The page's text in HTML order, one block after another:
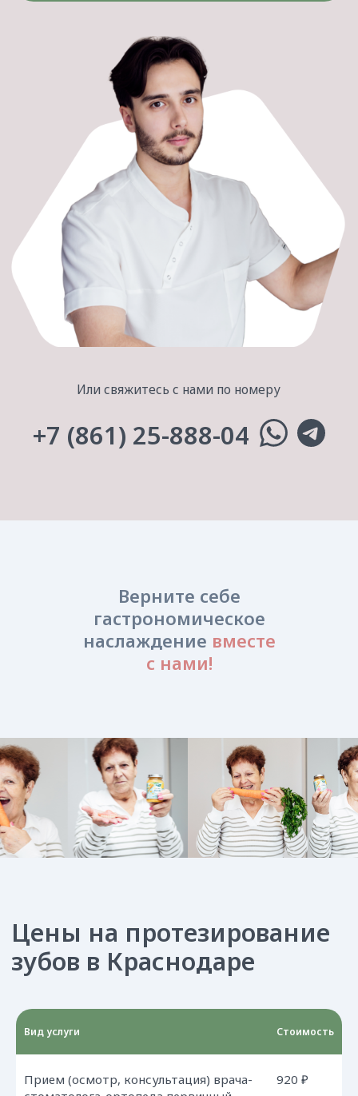
Верните себе
гастрономическое
наслаждение вместе
с нами!
Вид услуги Стоимость
Прием (осмотр, консультация) врача-
920 ₽
Построить маршрут
+7 (861) 25-888-04
О клинике
КЛИНИКА
Правовая информация
ПОМОЩЬ
Стоматология для беременных
Корпоративная стоматология
Детская стоматология
Хирургия
Пародонтология
Эстетическая стоматология
и ортодонтия
Терапевтическая стоматология
Профессиональная гигиена
Первичная консультация